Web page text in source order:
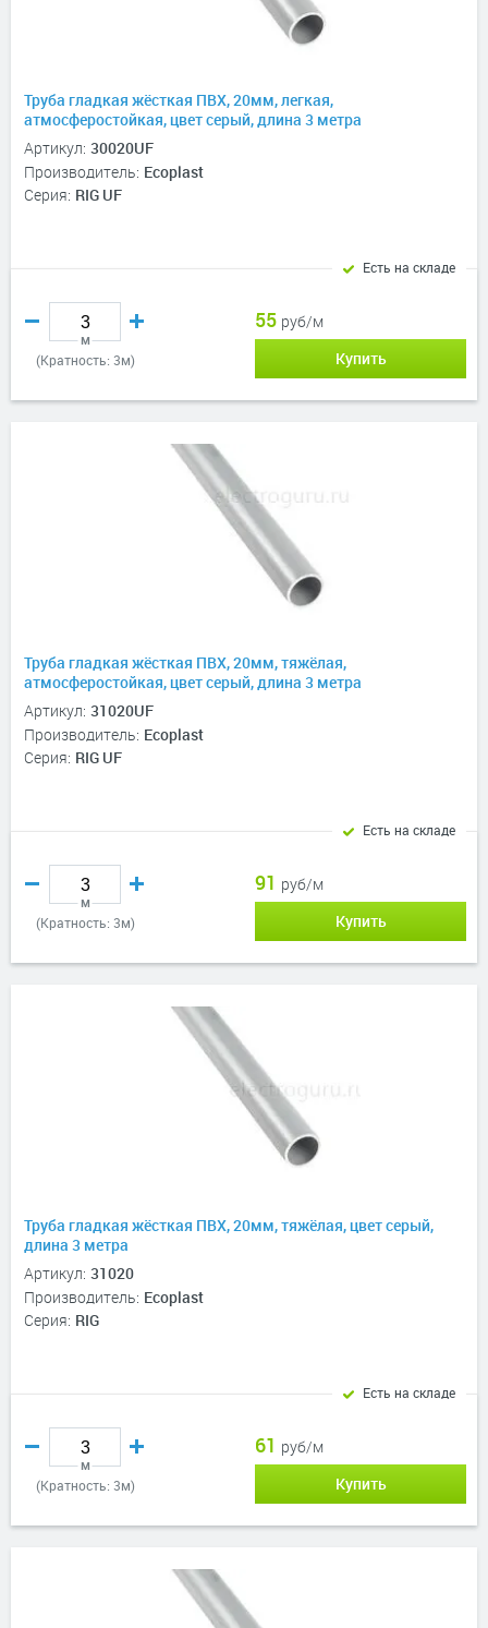
Труба гладкая жёсткая ПВХ, 20мм, легкая,
атмосферостойкая, цвет серый, длина 3 метра
Артикул: 30020UF
Производитель: Ecoplast
Серия: RIG UF
м
(Кратность: 3м)
55 руб/м
Купить
Есть на складе
Труба гладкая жёсткая ПВХ, 20мм, тяжёлая,
атмосферостойкая, цвет серый, длина 3 метра
Артикул: 31020UF
Производитель: Ecoplast
Серия: RIG UF
м
(Кратность: 3м)
91 руб/м
Купить
Есть на складе
Труба гладкая жёсткая ПВХ, 20мм, тяжёлая, цвет серый,
длина 3 метра
Артикул: 31020
Производитель: Ecoplast
Серия: RIG
м
(Кратность: 3м)
61 руб/м
Купить
Есть на складе